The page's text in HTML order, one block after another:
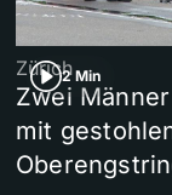
2 Min
Zürich
Zwei
mit